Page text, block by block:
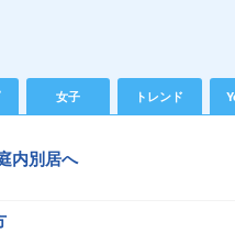
女子 トレンド
内別居へ